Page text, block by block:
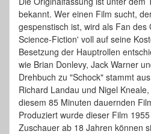
bekannt. Wer einen Film sucht,
gespenstisch ist, wird als Fan des
Science-Fiction' voll auf seine
Besetzung der Hauptrollen
wie Brian Donlevy, Jack Warner
Drehbuch zu "Schock" stammt
Richard Landau und Nigel
diesem 85 Minuten dauernden
Produziert wurde dieser Film
Zuschauer ab 18 Jahren können